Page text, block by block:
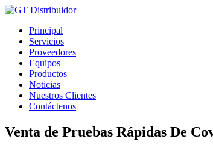
Ir
contenidoPrincipal
Servicios
Proveedores
Equipos
Productos
Noticias
Nuestros Clientes
Contáctenos
Venta de Pruebas Rápidas De